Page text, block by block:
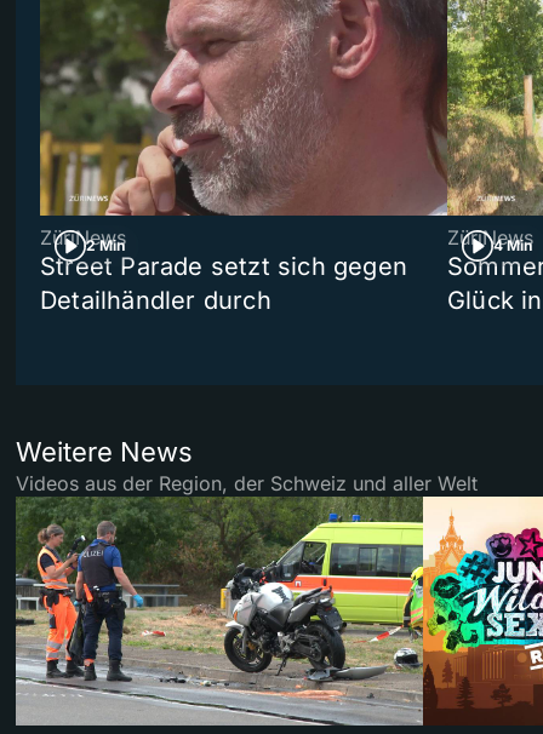
2 Min
ZüriNews
Street Parade setzt sich gegen
Detailhändler durch
4 Min
ZüriNews
Glück
Weitere News
Videos aus der Region, der Schweiz und aller Welt